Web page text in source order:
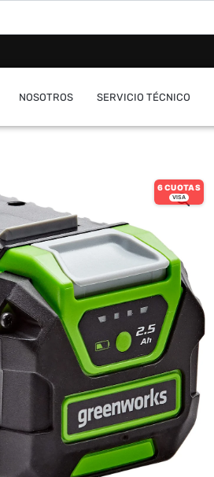
NOSOTROS SERVICIO TÉCNICO
6 CUOTAS
VISA